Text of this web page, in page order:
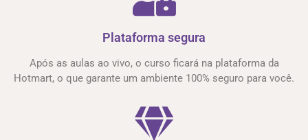
Plataforma segura
Após as aulas ao vivo, o curso ficará na plataforma da
Hotmart, o que garante um ambiente 100% seguro para você.